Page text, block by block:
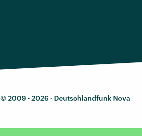
© 2009 - 2026 · Deutschlandfunk Nova